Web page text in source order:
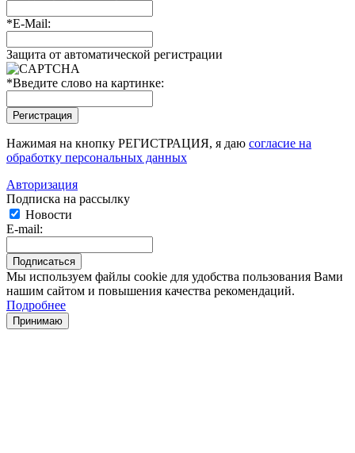
*E-Mail:
Защита от автоматической регистрации
*Введите слово на картинке:
Нажимая на кнопку РЕГИСТРАЦИЯ, я даю согласие на
обработку персональных данных
Авторизация
Подписка на рассылку
Новости
E-mail:
Мы используем файлы cookie для удобства пользования Вами
нашим сайтом и повышения качества рекомендаций.
Подробнее
Принимаю